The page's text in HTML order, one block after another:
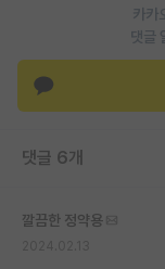
인문사회 계열
특수/전문대학
반도체/AI 게시
장학금/장학생
카카
댓글
댓글 6개
깔끔한 정약용